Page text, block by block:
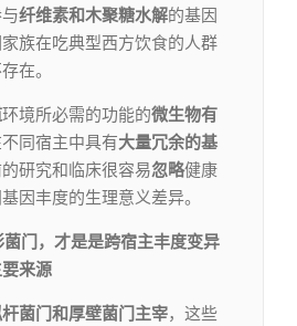
纤维素和木聚糖水解的基因
族在吃典型西方饮食的人群
在。
环境所必需的功能的微生物有
不同宿主中具有大量冗余的基
研究和临床很容易忽略健康
因丰度的生理意义差异。
门，才是是跨宿主丰度变异
来源
菌门和厚壁菌门主宰，这些